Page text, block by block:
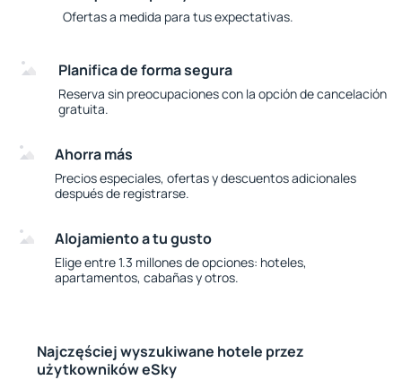
Ofertas a medida para tus expectativas.
Planifica de forma segura
Reserva sin preocupaciones con la opción de cancelación
gratuita.
Ahorra más
Precios especiales, ofertas y descuentos adicionales
después de registrarse.
Alojamiento a tu gusto
Elige entre 1.3 millones de opciones: hoteles,
apartamentos, cabañas y otros.
Najczęściej wyszukiwane hotele przez
użytkowników eSky